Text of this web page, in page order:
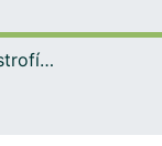
el DD
Física Quàntica i Astrofísica